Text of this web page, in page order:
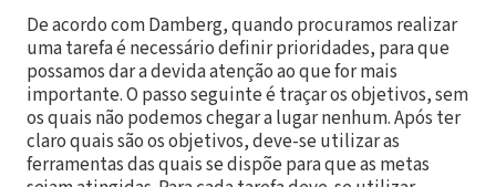
De acordo com Damberg, quando procuramos realizar
uma tarefa é necessário definir prioridades, para que
possamos dar a devida atenção ao que for mais
importante. O passo seguinte é traçar os objetivos, sem
os quais não podemos chegar a lugar nenhum. Após ter
claro quais são os objetivos, deve-se utilizar as
ferramentas das quais se dispõe para que as metas